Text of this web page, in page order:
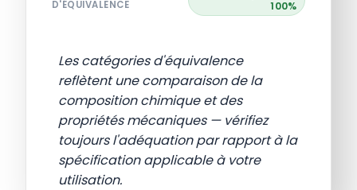
D'ÉQUIVALENCE
100%
Les catégories d'équivalence
reflètent une comparaison de la
composition chimique et des
propriétés mécaniques — vérifiez
toujours l'adéquation par rapport à la
spécification applicable à votre
utilisation.